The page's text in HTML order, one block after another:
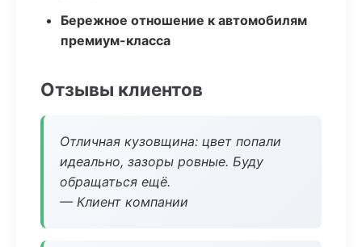
Бережное отношение к автомобилям
премиум-класса
Отзывы клиентов
Отличная кузовщина: цвет попали
идеально, зазоры ровные. Буду
обращаться ещё.
— Клиент компании